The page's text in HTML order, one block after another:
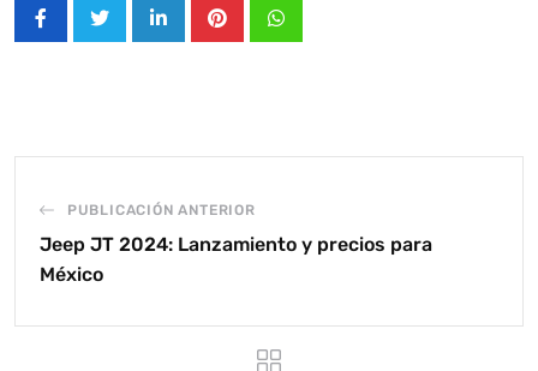
LinkedInPinterestWhatsapp
PUBLICACIÓN ANTERIOR
Jeep JT 2024: Lanzamiento y precios para
México